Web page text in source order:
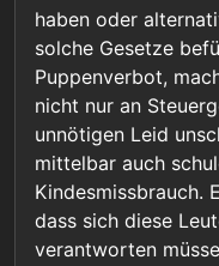
haben oder
solche Gesetze
Puppenverbot,
nicht nur an
unnötigen Leid
mittelbar auch
Kindesmissbrauch.
dass sich diese
verantworten